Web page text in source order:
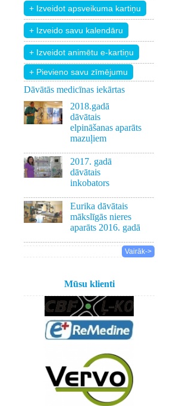
+ Pievieno savu zīmējumu
Dāvātās medicīnas iekārtas
2018.gadā
dāvātais
elpināšanas aparāts
mazuļiem
2017. gadā
dāvātais
inkobators
Eurika dāvātais
mākslīgās nieres
aparāts 2016. gadā
Vairāk->
Mūsu klienti